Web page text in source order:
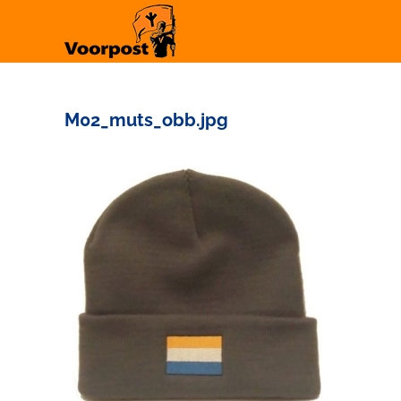
M02_muts_obb.jpg